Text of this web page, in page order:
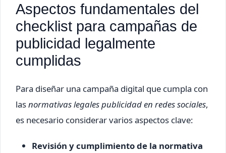
Aspectos fundamentales del
checklist para campañas de
publicidad legalmente
cumplidas
Para diseñar una campaña digital que cumpla con
lasnormativas legales publicidad en redes sociales,
es necesario considerar varios aspectos clave:
Revisión y cumplimiento de la normativa